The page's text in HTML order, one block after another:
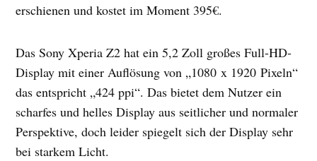
erschienen und kostet im Moment 395€.
Das Sony Xperia Z2 hat ein 5,2 Zoll großes Full-HD-
Display mit einer Auflösung von „1080 x 1920 Pixeln“
das entspricht „424 ppi“. Das bietet dem Nutzer ein
scharfes und helles Display aus seitlicher und normaler
Perspektive, doch leider spiegelt sich der Display sehr
bei starkem Licht.